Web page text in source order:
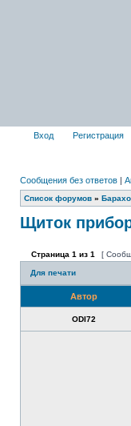
Вход Регистрация
Сообщения без ответов |
Список форумов »
Щиток
Страница 1 из 1 [
Для печати
Автор
ODI72